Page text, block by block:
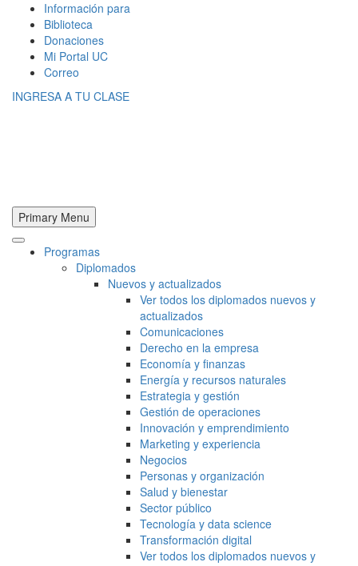
Información para
Biblioteca
Donaciones
Mi Portal UC
Correo
INGRESA A TU CLASE
Primary Menu
Programas
Diplomados
Nuevos y actualizados
Ver todos los diplomados nuevos y
actualizados
Comunicaciones
Derecho en la empresa
Economía y finanzas
Energía y recursos naturales
Estrategia y gestión
Gestión de operaciones
Innovación y emprendimiento
Marketing y experiencia
Negocios
Personas y organización
Salud y bienestar
Sector público
Tecnología y data science
Transformación digital
Ver todos los diplomados nuevos y